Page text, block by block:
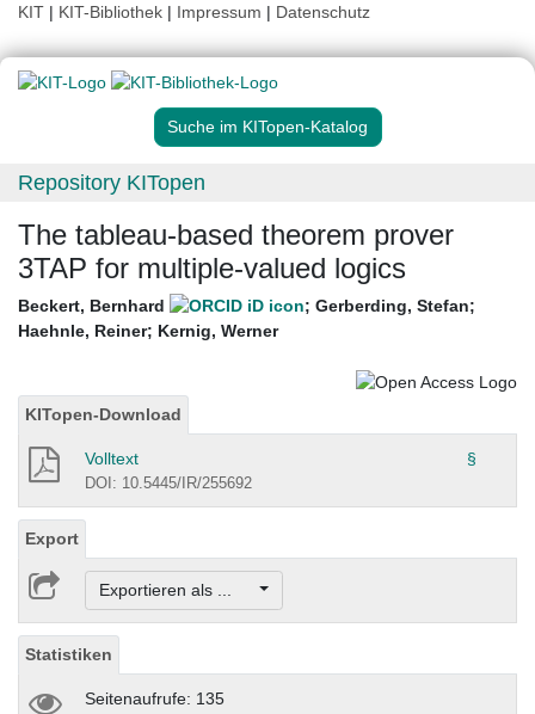
KIT | KIT-Bibliothek | Impressum | Datenschutz
Suche im KITopen-Katalog
Repository KITopen
The tableau-based theorem prover
3TAP for multiple-valued logics
Beckert, Bernhard ; Gerberding, Stefan;
Haehnle, Reiner; Kernig, Werner
KITopen-Download
Volltext §
DOI: 10.5445/IR/255692
Export
Exportieren als ...
Statistiken
Seitenaufrufe: 135